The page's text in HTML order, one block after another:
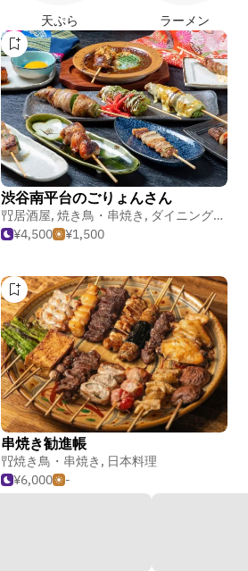
天ぷら ラーメン
渋谷南平台のごりょんさん
居酒屋, 焼き鳥・串焼き , ダイニングバー・ガストロパブ
¥4,500
¥1,500
串焼き勧進帳
焼き鳥・串焼き , 日本料理
¥6,000
-